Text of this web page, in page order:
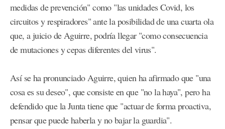
medidas de prevención" como "las unidades Covid, los
circuitos y respiradores" ante la posibilidad de una cuarta ola
que, a juicio de Aguirre, podría llegar "como consecuencia
de mutaciones y cepas diferentes del virus".
Así se ha pronunciado Aguirre, quien ha afirmado que "una
cosa es su deseo", que consiste en que "no la haya", pero ha
defendido que la Junta tiene que "actuar de forma proactiva,
pensar que puede haberla y no bajar la guardia".